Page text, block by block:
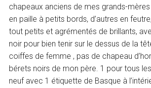
chapeaux anciens de mes grands-
en paille à petits bords, d’autres en
tout petits et agrémentés de brillants,
noir pour bien tenir sur le dessus de la
coiffes de femme , pas de chapeau
bérets noirs de mon père. 1 pour tous
neuf avec 1 étiquette de Basque à